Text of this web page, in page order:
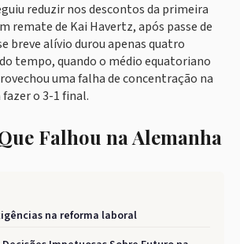
reduzir nos descontos da primeira
remate de Kai Havertz, após passe de
breve alívio durou apenas quatro
tempo, quando o médio equatoriano
uma falha de concentração na
o 3-1 final.
Falhou na Alemanha
na reforma laboral